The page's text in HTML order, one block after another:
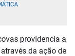
providencia a
da ação de